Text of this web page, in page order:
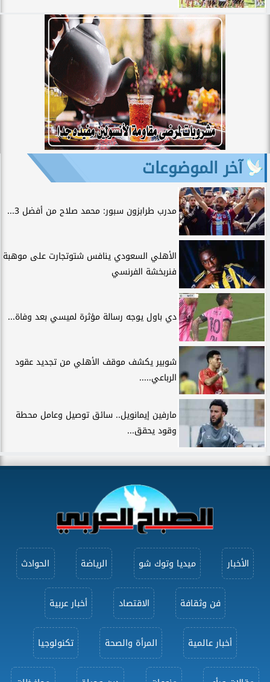
آخر الموضوعات
مدرب طرابزون سبور: محمد صلاح من أفضل 3...
الأهلي السعودي ينافس شتوتجارت على موهبة
فنربخشة الفرنسي
دي باول يوجه رسالة مؤثرة لميسي بعد وفاة...
شوبير يكشف موقف الأهلي من تجديد عقود
الرباعي.....
مارفين إيمانويل.. سائق توصيل وعامل محطة
وقود يحقق...
الأخبار ميديا وتوك شو الرياضة الحوادث
فن وثقافة الاقتصاد أخبار عربية
أخبار عالمية المرأة والصحة تكنولوجيا